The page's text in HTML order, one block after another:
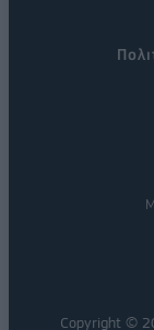
Copyright ©